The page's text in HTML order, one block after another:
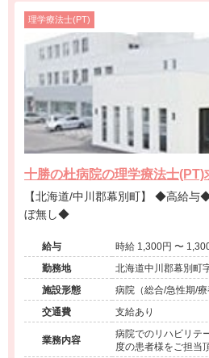
理学療法士(PT)
十勝の杜病院の理学療法士(PT)
【北海道/中川郡幕別町】 ◆高給与◆託児所・学童有◆残業ほ
ぼ無し◆
給与
時給 1,300円
勤務地
北海道中川郡幕別町
施設形態
病院（総合/急性期/療
交通費
支給あり
業務内容
病院でのリハビリテ
度の患者様をご担当